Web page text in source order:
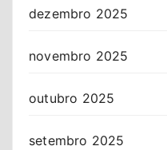
dezembro 2025
novembro 2025
outubro 2025
setembro 2025